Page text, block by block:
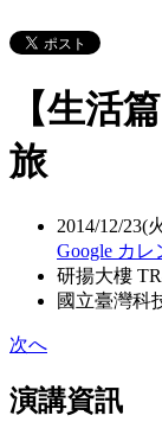
【生活
旅
2014/12/23(
Google カレ
研揚大樓
國立臺灣科
次へ
演講資訊